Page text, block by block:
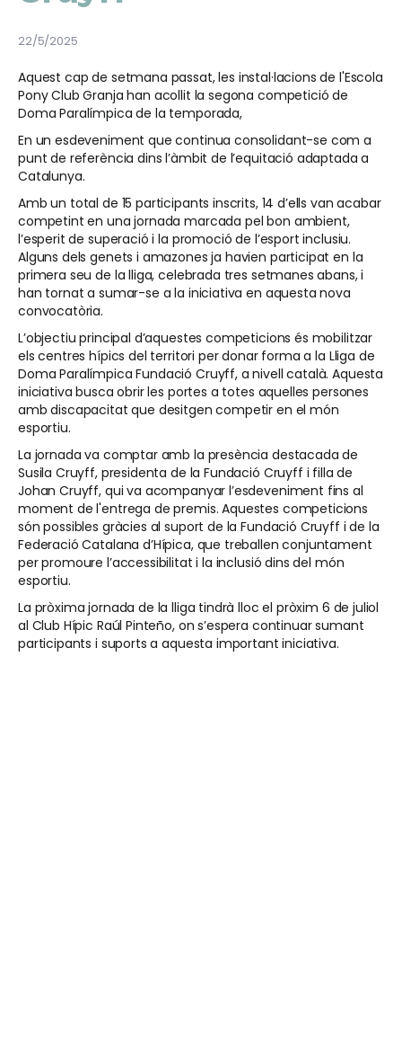
22/5/2025
Aquest cap de setmana passat, les instal·lacions de l'Escola
Pony Club Granja han acollit la segona competició de
Doma Paralímpica de la temporada,
En un esdeveniment que continua consolidant-se com a
punt de referència dins l’àmbit de l’equitació adaptada a
Catalunya.
Amb un total de 15 participants inscrits, 14 d’ells van acabar
competint en una jornada marcada pel bon ambient,
l’esperit de superació i la promoció de l’esport inclusiu.
Alguns dels genets i amazones ja havien participat en la
primera seu de la lliga, celebrada tres setmanes abans, i
han tornat a sumar-se a la iniciativa en aquesta nova
convocatòria.
L’objectiu principal d’aquestes competicions és mobilitzar
els centres hípics del territori per donar forma a la Lliga de
Doma Paralímpica Fundació Cruyff, a nivell català. Aquesta
iniciativa busca obrir les portes a totes aquelles persones
amb discapacitat que desitgen competir en el món
esportiu.
La jornada va comptar amb la presència destacada de
Susila Cruyff, presidenta de la Fundació Cruyff i filla de
Johan Cruyff, qui va acompanyar l’esdeveniment fins al
moment de l'entrega de premis. Aquestes competicions
són possibles gràcies al suport de la Fundació Cruyff i de la
Federació Catalana d’Hípica, que treballen conjuntament
per promoure l’accessibilitat i la inclusió dins del món
esportiu.
La pròxima jornada de la lliga tindrà lloc el pròxim 6 de juliol
al Club Hípic Raúl Pinteño, on s’espera continuar sumant
participants i suports a aquesta important iniciativa.